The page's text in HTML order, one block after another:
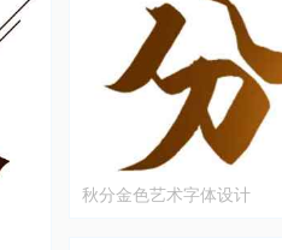
秋分金色艺术字体设计